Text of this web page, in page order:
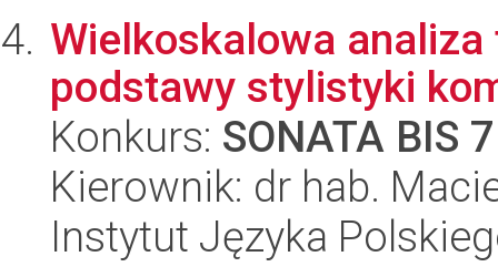
Wielkoskalowa
podstawy stylistyki
Konkurs: SONATA BIS 7
Kierownik: dr hab.
Instytut Języka